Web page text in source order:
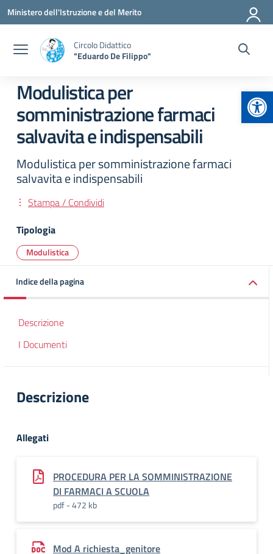
Vai ai contenuti
Vai al menu di navigazione
Vai al footer
Ministero dell'Istruzione e del Merito
Circolo Didattico
"Eduardo De Filippo"
Modulistica per
somministrazione farmaci
salvavita e indispensabili
Modulistica per somministrazione farmaci
salvavita e indispensabili
Stampa / Condividi
Tipologia
Modulistica
Indice della pagina
Descrizione
I Documenti
Descrizione
Allegati
PROCEDURA PER LA SOMMINISTRAZIONE
DI FARMACI A SCUOLA
pdf - 472 kb
Mod A richiesta_genitore